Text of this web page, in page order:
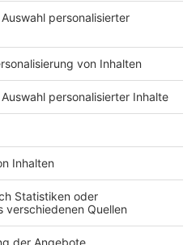
ROCK ANTENNE
Region wechseln
Newsletter